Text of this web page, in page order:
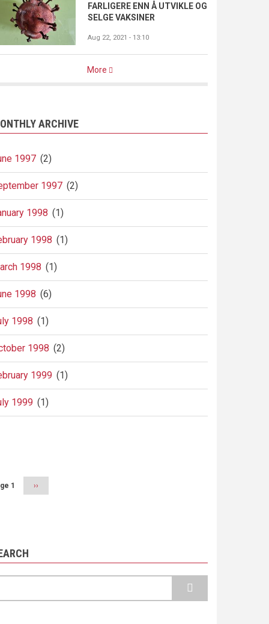
FARLIGERE ENN Å UTVIKLE OG
SELGE VAKSINER
Aug 22, 2021 - 13:10
More
ARCHIVE
1997 (2)
1997 (2)
1998 (1)
1998 (1)
1998 (1)
1998 (6)
1998 (1)
1998 (2)
1999 (1)
1999 (1)
1
Next
page
››